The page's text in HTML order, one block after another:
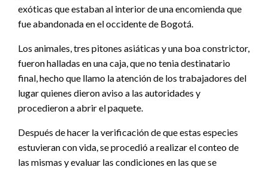
exóticas que estaban al interior de una encomienda que
fue abandonada en el occidente de Bogotá.
Los animales, tres pitones asiáticas y una boa constrictor,
fueron halladas en una caja, que no tenia destinatario
final, hecho que llamo la atención de los trabajadores del
lugar quienes dieron aviso a las autoridades y
procedieron a abrir el paquete.
Después de hacer la verificación de que estas especies
estuvieran con vida, se procedió a realizar el conteo de
las mismas y evaluar las condiciones en las que se